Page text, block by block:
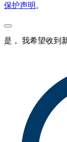
保护声明。
是， 我希望收到